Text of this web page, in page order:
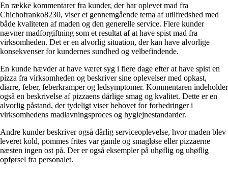
En række kommentarer fra kunder, der har oplevet mad fra
Chichofranko8230, viser et gennemgående tema af utilfredshed med
både kvaliteten af maden og den generelle service. Flere kunder
nævner madforgiftning som et resultat af at have spist mad fra
virksomheden. Det er en alvorlig situation, der kan have alvorlige
konsekvenser for kundernes sundhed og velbefindende.
En kunde hævder at have været syg i flere dage efter at have spist en
pizza fra virksomheden og beskriver sine oplevelser med opkast,
diarre, feber, feberkramper og ledsymptomer. Kommentaren indeholder
også en beskrivelse af pizzaens dårlige smag og kvalitet. Dette er en
alvorlig påstand, der tydeligt viser behovet for forbedringer i
virksomhedens madlavningsproces og hygiejnestandarder.
Andre kunder beskriver også dårlig serviceoplevelse, hvor maden blev
leveret kold, pommes frites var gamle og smagløse eller pizzaerne
næsten ingen ost på. Der er også eksempler på uhøflig og uhøflig
opførsel fra personalet.